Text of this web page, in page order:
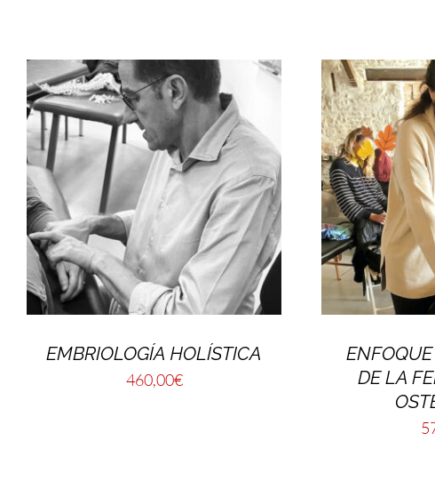
EMBRIOLOGÍA HOLÍSTICA
460,00€
DE LA